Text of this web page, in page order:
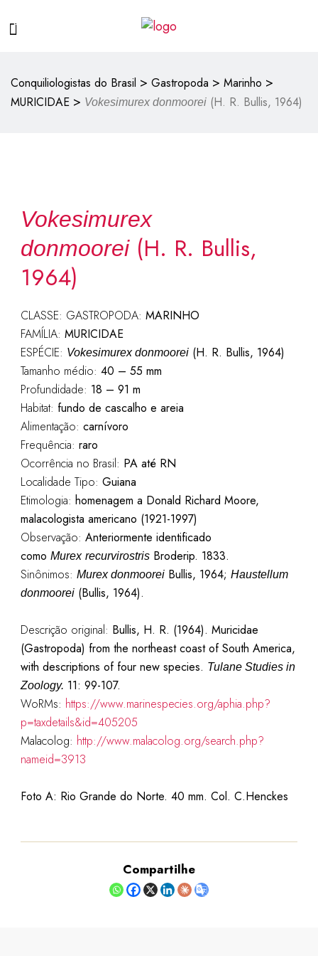
Conquiliologistas do Brasil > Gastropoda > Marinho >
MURICIDAE > Vokesimurex donmoorei (H. R. Bullis, 1964)
Vokesimurex
donmoorei(H. R. Bullis,
1964)
CLASSE: GASTROPODA: MARINHO
FAMÍLIA: MURICIDAE
ESPÉCIE: Vokesimurex donmoorei(H. R. Bullis, 1964)
Tamanho médio: 40 – 55 mm
Profundidade: 18 – 91 m
Habitat: fundo de cascalho e areia
Alimentação: carnívoro
Frequência: raro
Ocorrência no Brasil: PA até RN
Localidade Tipo: Guiana
Etimologia: homenagem a Donald Richard Moore,
malacologista americano (1921-1997)
Observação: Anteriormente identificado
como Murex recurvirostris Broderip. 1833.
Sinônimos: Murex donmoorei Bullis, 1964; Haustellum
donmoorei(Bullis, 1964).
Descrição original: Bullis, H. R. (1964). Muricidae
(Gastropoda) from the northeast coast of South America,
with descriptions of four new species. Tulane Studies in
Zoology. 11: 99-107.
WoRMs: https://www.marinespecies.org/aphia.php?
p=taxdetails&id=405205
Malacolog: http://www.malacolog.org/search.php?
nameid=3913
Foto A: Rio Grande do Norte. 40 mm. Col. C.Henckes
Compartilhe